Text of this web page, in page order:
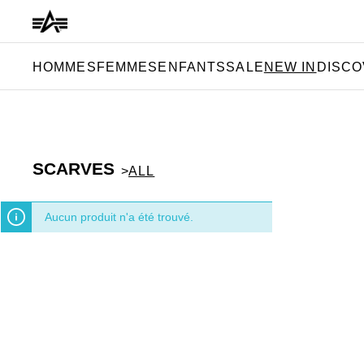
recherche
HOMMES FEMMES ENFANTSSALE NEW IN
SCARVES >ALL
Aucun produit n'a été trouvé.